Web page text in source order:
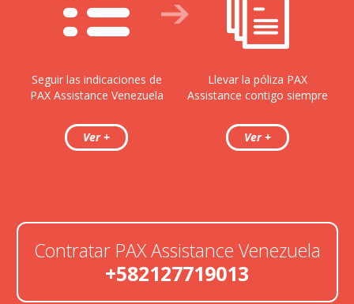
Seguir las indicaciones de
PAX Assistance Venezuela
Llevar la póliza PAX
Assistance contigo siempre
Contratar PAX Assistance Venezuela
+582127719013